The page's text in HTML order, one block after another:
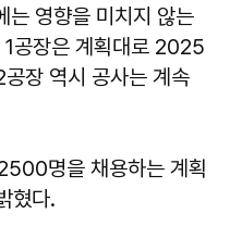
는 영향을 미치지 않는
공장은 계획대로 2025
장 역시 공사는 계속
명을 채용하는 계획
혔다.